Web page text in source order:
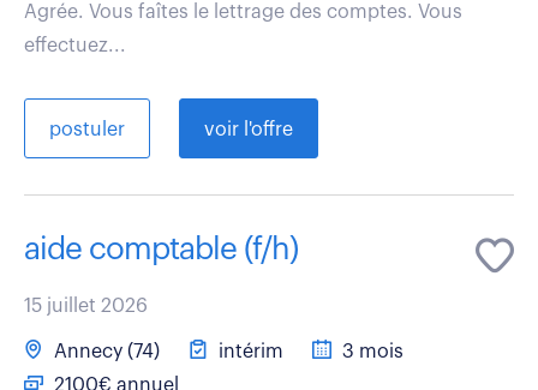
Agrée. Vous faîtes le lettrage des comptes. Vous
effectuez...
postuler voir l'offre
aide comptable (f/h)
15 juillet 2026
Annecy (74) intérim
3 mois
2100€ annuel